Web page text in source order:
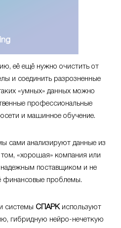
её ещё нужно очистить от
и соединить разрозненные
«умных» данных можно
профессиональные
и машинное обучение.
сами анализируют данные из
«хорошая» компания или
надежным поставщиком и не
финансовые проблемы.
системы СПАРКиспользуют
гибридную нейро-нечеткую